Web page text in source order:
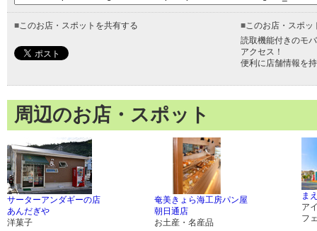
■このお店・スポットを共有する ■このお店・スポッ
読取機能付きのモ
アクセス！
便利に店舗情報を
周辺のお店・スポット
サーターアンダギーの店
あんだぎや
洋菓子
奄美きょら海工房パン屋
朝日通店
お土産・名産品
ま
ア
フ